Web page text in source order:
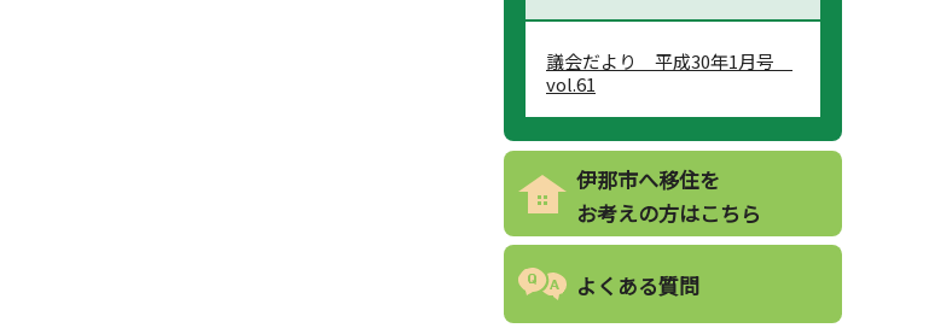
議会だより 平成30年1月号
vol.61
伊那市へ移住を
お考えの方はこちら
よくある質問